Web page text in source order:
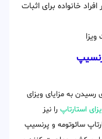
خانواده برای اثبات
رسیدن به مزایای ویزای
استارتاپ را نیز
سائوتومه و پرنسیپ